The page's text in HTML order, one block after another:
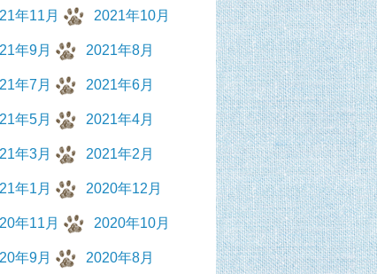
年11月 2021年10月
年9月 2021年8月
年7月 2021年6月
年5月 2021年4月
年3月 2021年2月
年1月 2020年12月
年11月 2020年10月
年9月 2020年8月